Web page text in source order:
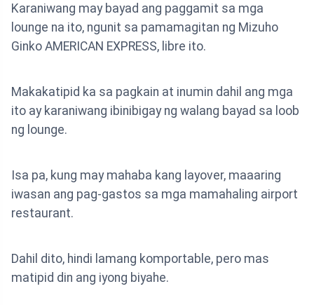
Karaniwang may bayad ang paggamit sa mga
lounge na ito, ngunit sa pamamagitan ng Mizuho
Ginko AMERICAN EXPRESS, libre ito.
Makakatipid ka sa pagkain at inumin dahil ang mga
ito ay karaniwang ibinibigay ng walang bayad sa loob
ng lounge.
Isa pa, kung may mahaba kang layover, maaaring
iwasan ang pag-gastos sa mga mamahaling airport
restaurant.
Dahil dito, hindi lamang komportable, pero mas
matipid din ang iyong biyahe.